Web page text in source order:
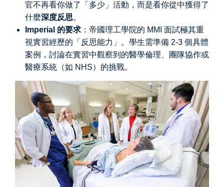
官不再看你做了「多少」活動，而是看你從中獲得了
什麼深度反思。
Imperial 的要求 ：帝國理工學院的 MMI 面試極其重
視實習經歷的「反思能力」。學生需準備 2-3 個具體
案例，討論在實習中觀察到的醫學倫理、團隊協作或
醫療系統（如 NHS）的挑戰。